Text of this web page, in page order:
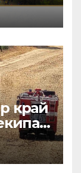
край